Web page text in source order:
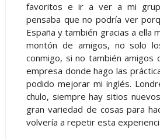
favoritos e ir a ver a mi
pensaba que no podría ver
España y también gracias a ella
montón de amigos, no solo
conmigo, si no también amigos
empresa donde hago las
podido mejorar mi inglés.
chulo, siempre hay sitios
gran variedad de cosas para
volvería a repetir esta